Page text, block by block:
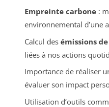
Empreinte carbone:
environnemental d’une
Calcul des émissions
liées à nos actions
Importance de réaliser
évaluer son impact
Utilisation d’outils